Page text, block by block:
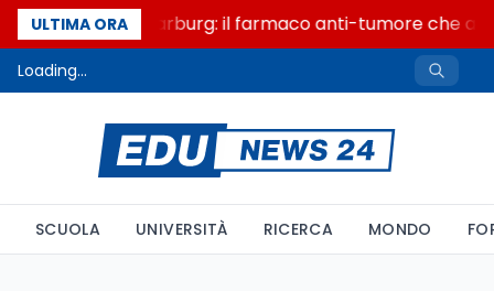
ULTIMA ORA
Un secolo di Warburg: il farmaco anti-tumore che
Loading...
SCUOLA UNIVERSITÀ RICERCA MONDO